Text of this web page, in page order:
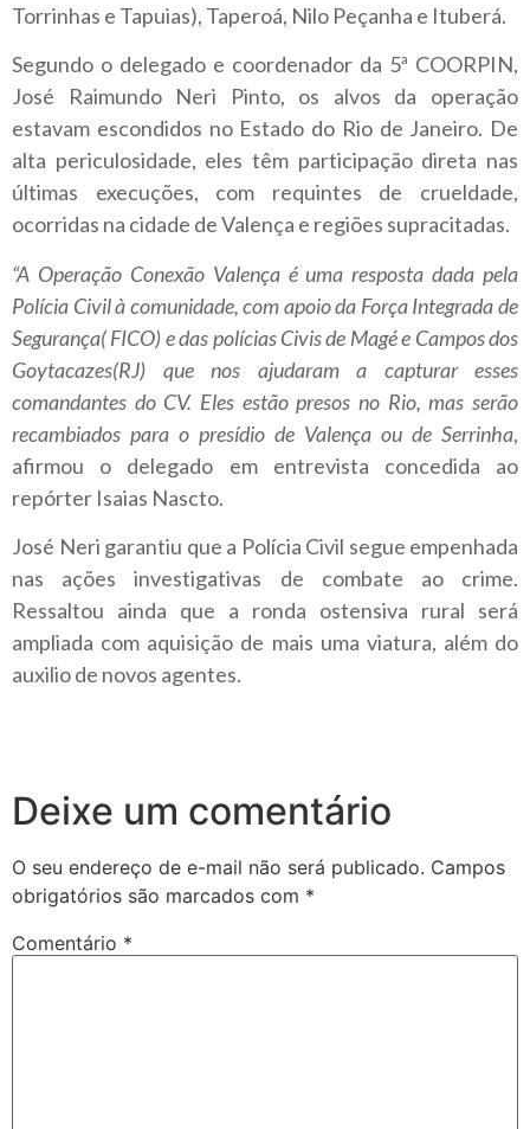
Torrinhas e Tapuias), Taperoá, Nilo Peçanha e Ituberá.
Segundo o delegado e coordenador da 5ª COORPIN,
José Raimundo Neri Pinto, os alvos da operação
estavam escondidos no Estado do Rio de Janeiro. De
alta periculosidade, eles têm participação direta nas
últimas execuções, com requintes de crueldade,
ocorridas na cidade de Valença e regiões supracitadas.
“A Operação Conexão Valença é uma resposta dada pela
Polícia Civil à comunidade, com apoio da Força Integrada de
Segurança( FICO) e das polícias Civis de Magé e Campos dos
Goytacazes(RJ) que nos ajudaram a capturar esses
comandantes do CV. Eles estão presos no Rio, mas serão
recambiados para o presídio de Valença ou de Serrinha,
afirmou o delegado em entrevista concedida ao
repórter Isaias Nascto.
José Neri garantiu que a Polícia Civil segue empenhada
nas ações investigativas de combate ao crime.
Ressaltou ainda que a ronda ostensiva rural será
ampliada com aquisição de mais uma viatura, além do
auxilio de novos agentes.
Deixe um comentário
O seu endereço de e-mail não será publicado. Campos
obrigatórios são marcados com *
Comentário *